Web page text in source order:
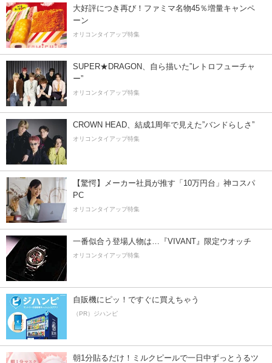
大好評につき再び！ファミマ名物45％増量キャンペ
ーン
オリコンタイアップ特集
SUPER★DRAGON、自ら描いた”レトロフューチャ
ー”
オリコンタイアップ特集
CROWN HEAD、結成1周年で見えた”バンドらしさ”
オリコンタイアップ特集
【驚愕】メーカー社員が推す「10万円台」神コスパ
PC
オリコンタイアップ特集
一番似合う登場人物は…『VIVANT』限定ウオッチ
オリコンタイアップ特集
自販機にピッ！ですぐに買えちゃう
（PR）ジハンピ
朝1分貼るだけ！ミルクピールで一日中ずっとうるツ